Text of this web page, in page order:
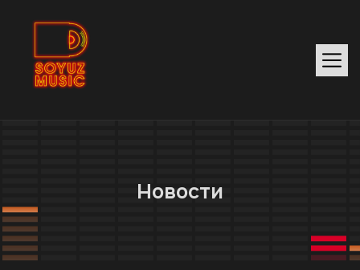
Новости